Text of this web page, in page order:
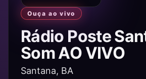
Ouça ao vivo
Rádio Poste
Som AO VIVO
Santana, BA